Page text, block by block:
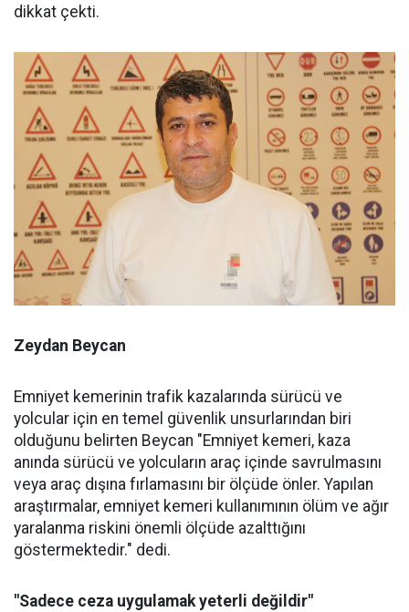
dikkat çekti.
Zeydan Beycan
Emniyet kemerinin trafik kazalarında sürücü ve
yolcular için en temel güvenlik unsurlarından biri
olduğunu belirten Beycan "Emniyet kemeri, kaza
anında sürücü ve yolcuların araç içinde savrulmasını
veya araç dışına fırlamasını bir ölçüde önler. Yapılan
araştırmalar, emniyet kemeri kullanımının ölüm ve ağır
yaralanma riskini önemli ölçüde azalttığını
göstermektedir." dedi.
"Sadece ceza uygulamak yeterli değildir"